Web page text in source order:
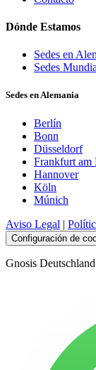
Dónde Estamos
Sedes en
Sedes
Sedes en Alemania
Berlín
Bonn
Düsseldorf
Frankfurt am
Hannover
Köln
Múnich
Aviso Legal |
Configuración de
Gnosis